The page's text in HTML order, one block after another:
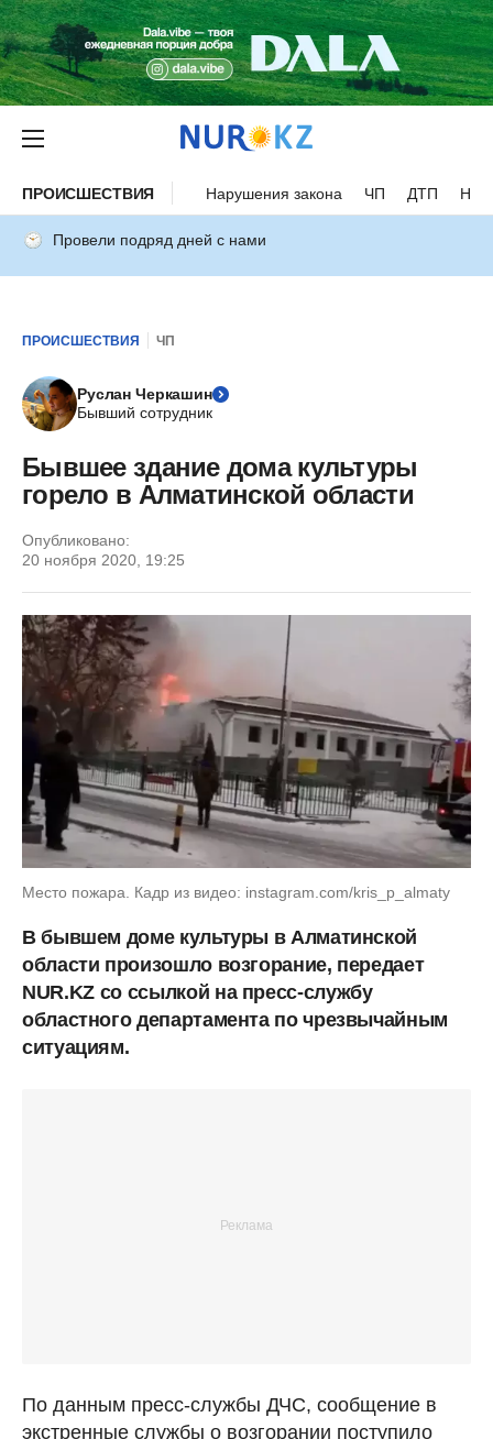
ПРОИСШЕСТВИЯ Нарушения закона ЧП ДТП
Провели подряд дней с нами
ПРОИСШЕСТВИЯ ЧП
Руслан Черкашин
Бывший сотрудник
Бывшее здание дома культуры
горело в Алматинской области
Опубликовано:
20 ноября 2020, 19:25
Место пожара. Кадр из видео: instagram.com/kris_p_almaty
В бывшем доме культуры в Алматинской
области произошло возгорание, передает
NUR.KZ со ссылкой на пресс-службу
областного департамента по чрезвычайным
ситуациям.
По данным пресс-службы ДЧС, сообщение в
экстренные службы о возгорании поступило